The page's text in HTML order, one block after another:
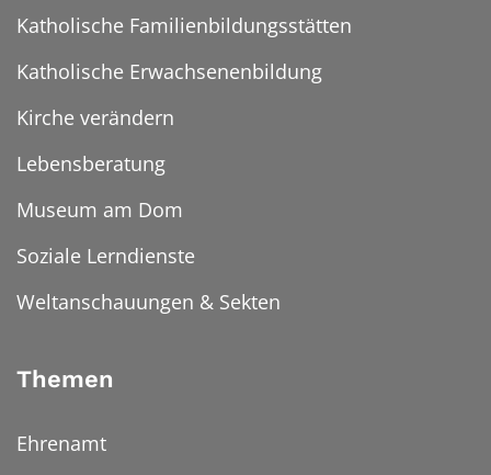
Katholische Familienbildungsstätten
Katholische Erwachsenenbildung
Kirche verändern
Lebensberatung
Museum am Dom
Soziale Lerndienste
Weltanschauungen & Sekten
Themen
Ehrenamt